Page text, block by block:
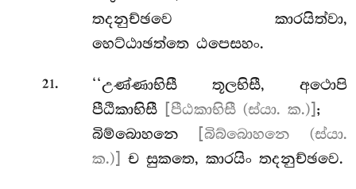
තදනුච්ඡවෙ කාරයිත්වා,
හෙට්ඨාඡත්තෙ ඨපෙසහං.
21.
‘‘උණ්ණාභිසී තූලභිසී, අථොපි
පීඨිකාභිසී
[පීඨකාභිසී (ස්යා. ක.)] ;
බිම්බොහනෙ
[බිබ්බොහනෙ (ස්යා.
ක.)]
ච සුකතෙ, කාරයිං තදනුච්ඡවෙ.